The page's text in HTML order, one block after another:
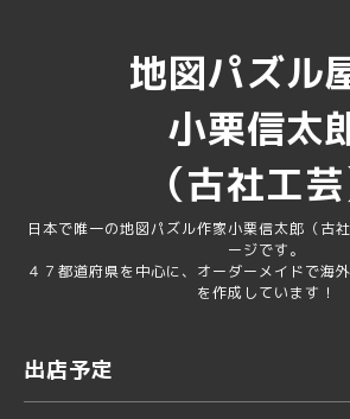
地図パズル
小栗信太
（古社工芸
日本で唯一の地図パズル作家小栗信太郎（古
ージです。
４７都道府県を中心に、オーダーメイドで海
を作成しています！
出店予定